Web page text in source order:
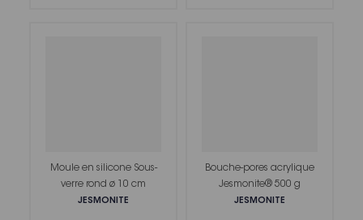
Moule en silicone Sous-
verre rond ø 10 cm
JESMONITE
Bouche-pores acrylique
Jesmonite® 500 g
JESMONITE